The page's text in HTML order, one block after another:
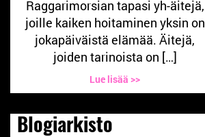
Raggarimorsian tapasi yh-äitejä,
joille kaiken hoitaminen yksin on
jokapäiväistä elämää. Äitejä,
joiden tarinoista on […]
Lue lisää >>
Blogiarkisto